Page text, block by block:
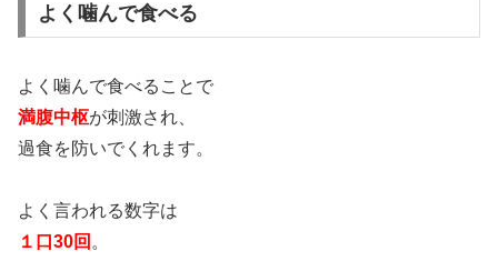
よく噛んで食べる
よく噛んで食べることで
満腹中枢が刺激され、
過食を防いでくれます。
よく言われる数字は
１口30回 。